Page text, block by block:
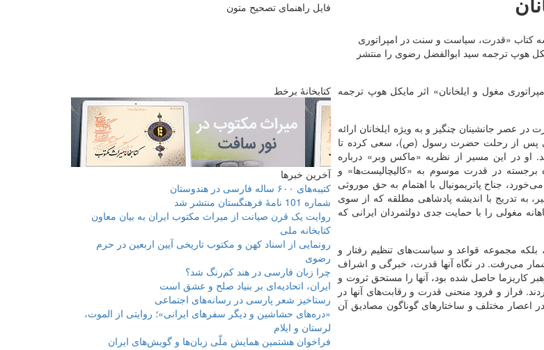
کتاب «قدرت، سیاست و سنت در امپراتوری
هوپ ترجمه سید ابوالفضل رضوی را منتشر
مغول و ایلخانان» اثر مایکل هوپ ترجمه
عصر جانشینان چنگیز و به ویژه ایلخانان ارائه
پس از رحلت حضرت رسول (ص)، سعی کرده تا
او در این مسیر از نظریه «ماکس وبر» درباره
برجسته در قدرت موسوم به «کالیچالیست‌ها» و
جناح پاتریمونیال با اهتمام به حق موروثی
به تدریج با اندیشه پادشاهی مطلقه که از سوی
مغولی را با حمایت جدی دولتمردان ایرانی که
بلکه مجموعه قواعد و سیاست‌های تنظیم رفتار و
می‌رفت. در نگاه آنها قدرت، خبرگی و اشراف
کاریزما حاصل شده بود، آنها را مستحق ثروت و
فراز و فرود منحنی قدرت و رقابت‌های آنها در
اعصار مختلف و ساختارهای گوناگون مصادیق آن
فایل راهنمای تصحیح متون
کتابخانۀ برخط
آخرین خبرها
کتیبه‌های ۶۰۰ ساله فارسی در هندوستان
شماره 101 نامۀ فرهنگستان منتشر شد
روایت یک قرن صیانت از میراث مکتوب ایران به بیان معاون
کتابخانه ملی
رونمایی از اسناد کهن و مکتوب تاریخی آیین اربعین در حرم
رضوی
چرا زبان فارسی در هند کم‌رنگ شد؟
ایران، اتحادیه‌ای بر بنیاد صلح و عشق است
رستاخیز شعر پارسی در رسانه‌های اجتماعی
«دره‌های حشاشین و دیگر سفرهای ایرانی»؛ روایتی از الموت،
لرستان و ایلام
فراخوان هشتمین همایش ملّی زبان‌ها و گویش‌های ایران